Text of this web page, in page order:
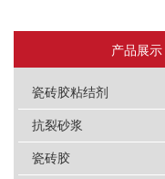
产品展示
瓷砖胶粘结剂
抗裂砂浆
瓷砖胶